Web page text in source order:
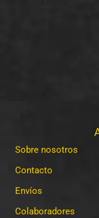
Sobre nosotros
Contacto
Envíos
Colaboradores